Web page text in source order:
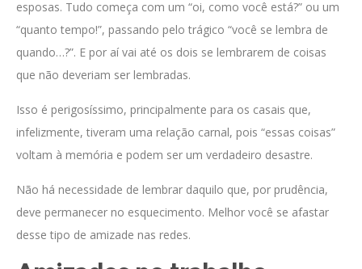
esposas. Tudo começa com um “oi, como você está?” ou um
“quanto tempo!”, passando pelo trágico “você se lembra de
quando…?”. E por aí vai até os dois se lembrarem de coisas
que não deveriam ser lembradas.
Isso é perigosíssimo, principalmente para os casais que,
infelizmente, tiveram uma relação carnal, pois “essas coisas”
voltam à memória e podem ser um verdadeiro desastre.
Não há necessidade de lembrar daquilo que, por prudência,
deve permanecer no esquecimento. Melhor você se afastar
desse tipo de amizade nas redes.